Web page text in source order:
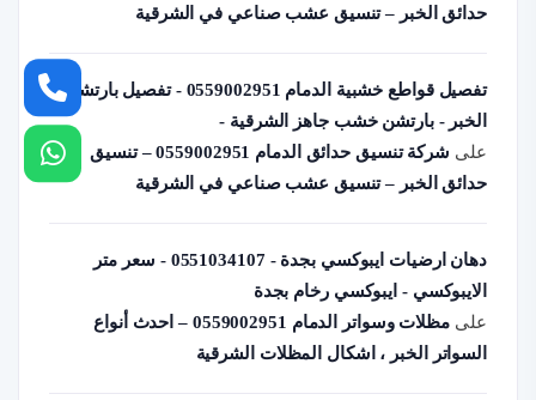
حدائق الخبر – تنسيق عشب صناعي في الشرقية
تفصيل قواطع خشبية الدمام 0559002951 - تفصيل بارتشن
الخبر - بارتشن خشب جاهز الشرقية -
على
شركة تنسيق حدائق الدمام 0559002951 – تنسيق
حدائق الخبر – تنسيق عشب صناعي في الشرقية
دهان ارضيات ايبوكسي بجدة - 0551034107 - سعر متر
الايبوكسي - ايبوكسي رخام بجدة
على
مظلات وسواتر الدمام 0559002951 – احدث أنواع
السواتر الخبر ، اشكال المظلات الشرقية